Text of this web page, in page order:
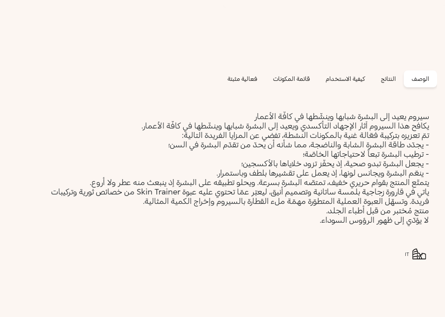
الوصف النتائج كيفية الاستخدام قائمة المكونات فعالية مثبتة
سيروم يعيد إلى البشرة شبابها وينشّطها في كافّة الأعمار
يكافح هذا السيروم آثار الإجهاد التأكسدي ويعيد إلى البشرة شبابها وينشّطها في كافّة الأعمار.
تمّ تعزيزه بتركيبة فعّالة غنية بالمكونات النشطة، تفضي عن المزايا الفريدة التالية:
- يجدّد طاقة البشرة الشابة والناضجة، مما شأنه أن يحدّ من تقدّم البشرة في السن؛
- ترطيب البشرة تبعاً لاحتياجاتها الخاصّة؛
- يجعل البشرة تبدو صحية، إذ يحفّز تزود خلاياها بالأكسجين؛
- ينعّم البشرة ويجانس لونها، إذ يعمل على تقشيرها بلطف وباستمرار.
يتمتّع المنتج بقوام حريري خفيف، تمتصّه البشرة بسرعة. ويحلو تطبيقه على البشرة إذ ينبعث منه عطر ولا أروع.
ياتي في قارورة زجاجية بلمسة ساتانية وتصميم أنيق، ليعبّر عمّا تحتوي عليه عبوة Skin Trainer من خصائص ثورية وتركيبات
فريدة. وتسهّل العبوة العملية المتطوّرة مهمّة ملء القطارة بالسيروم وإخراج الكمية المثالية.
منتج مُختبر من قبل أطباء الجلد.
لا يؤدّي إلى ظهور الرؤوس السوداء.
IT